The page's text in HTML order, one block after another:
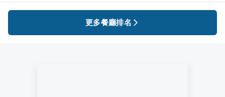
更多餐廳排名